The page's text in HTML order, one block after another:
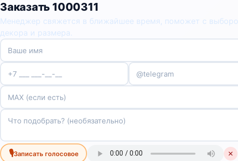
Заказать 1000311
Менеджер свяжется в ближайшее время, поможет с
декора и размера.
🎙Записать голосовое ✕